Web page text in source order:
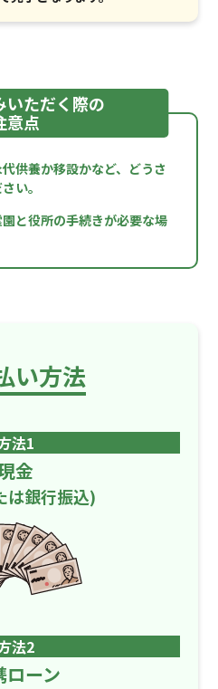
いただく際の
意点
供養か移設かなど、どうさ
い。
と役所の手続きが必要な場
い方法
法1
金
は銀行振込)
法2
ローン